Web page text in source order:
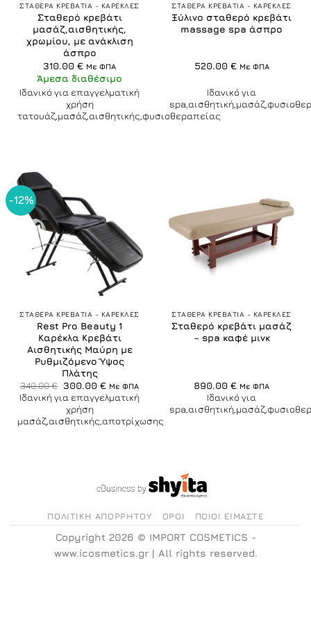
ΣΤΑΘΕΡΑ ΚΡΕΒΑΤΙΑ - ΚΑΡΕΚΛΕΣ
Σταθερό κρεβάτι
μασάζ,αισθητικής,
χρωμίου, με ανάκλιση
άσπρο
310.00 € Με ΦΠΑ
Άμεσα διαθέσιμο
Ιδανικό για επαγγελματική
χρήση
τατουάζ,μασάζ,αισθητικής,φυσιοθεραπείας
ΣΤΑΘΕΡΑ ΚΡΕΒΑΤΙΑ - ΚΑΡΕΚΛΕΣ
Ξύλινο σταθερό κρεβάτι
massage spa άσπρο
520.00 € Με ΦΠΑ
Ιδανικό για
-12%
ΣΤΑΘΕΡΑ ΚΡΕΒΑΤΙΑ - ΚΑΡΕΚΛΕΣ
Rest Pro Beauty 1
Καρέκλα Κρεβάτι
Αισθητικής Μαύρη με
Ρυθμιζόμενο Ύψος
Πλάτης
340.00€ Original
price
was:
340.00 €.
300.00€Η
τρέχουσα
τιμή
300.00 €.
Με ΦΠΑ
Ιδανική για επαγγελματική
χρήση
μασάζ,αισθητικής,αποτρίχωσης
ΣΤΑΘΕΡΑ ΚΡΕΒΑΤΙΑ - ΚΑΡΕΚΛΕΣ
Σταθερό κρεβάτι μασάζ
– spa καφέ μινκ
890.00 € Με ΦΠΑ
Ιδανικό για
ΠΟΛΙΤΙΚΉ ΑΠΟΡΡΉΤΟΥ ΌΡΟΙ ΠΟΙΟΙ ΕΊΜΑΣΤΕ
Copyright 2026 © IMPORT COSMETICS -
www.icosmetics.gr| All rights reserved.